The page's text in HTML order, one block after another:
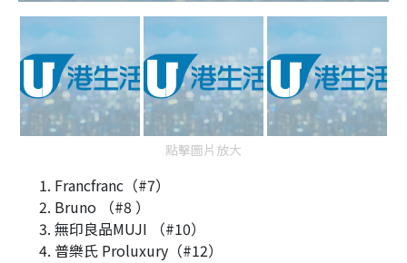
點擊圖片放大
Francfranc（#7）
Bruno （#8 ）
無印良品MUJI （#10）
普樂氏 Proluxury（#12）